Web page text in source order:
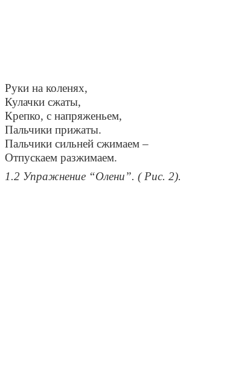
Руки на коленях,
Кулачки сжаты,
Крепко, с напряженьем,
Пальчики прижаты.
Пальчики сильней сжимаем –
Отпускаем разжимаем.
1.2 Упражнение “Олени”. ( Рис. 2).